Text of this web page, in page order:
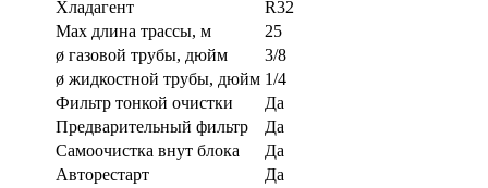
Хладагент
R32
Max длина трассы, м
25
ø газовой трубы, дюйм
3/8
ø жидкостной трубы, дюйм 1/4
Фильтр тонкой очистки
Да
Предварительный фильтр
Да
Самоочистка внут блока
Да
Авторестарт
Да